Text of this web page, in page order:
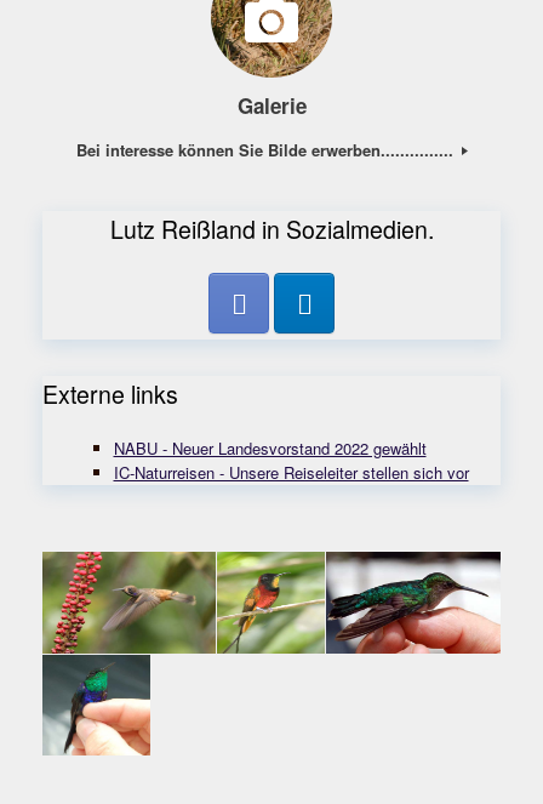
Galerie
Bei interesse können Sie Bilde erwerben...............
Lutz Reißland in Sozialmedien.
Externe links
NABU - Neuer Landesvorstand 2022 gewählt
IC-Naturreisen - Unsere Reiseleiter stellen sich vor